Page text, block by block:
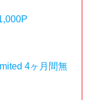
4ヶ月間無